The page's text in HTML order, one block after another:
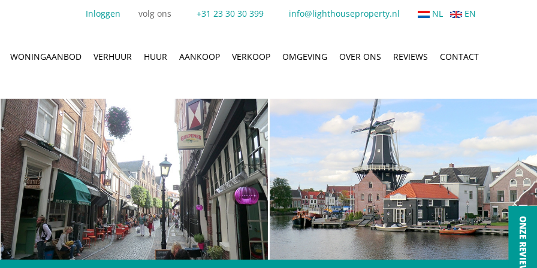
Inloggen volg ons +31 23 30 30 399 info@lighthouseproperty.nl NL EN
WONINGAANBOD VERHUUR HUUR AANKOOP VERKOOP OMGEVING OVER ONS REVIEWS CONTACT